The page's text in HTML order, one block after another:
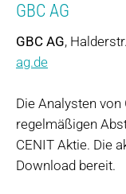
GBC AG
GBC AG,
ag.de
Die Analysten
regelmäßigen
CENIT Aktie. Die
Download bereit.